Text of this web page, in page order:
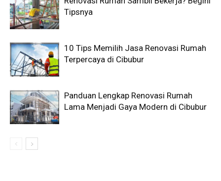
Tipsnya
10 Tips Memilih Jasa Renovasi Rumah
Terpercaya di Cibubur
Panduan Lengkap Renovasi Rumah
Lama Menjadi Gaya Modern di Cibubur